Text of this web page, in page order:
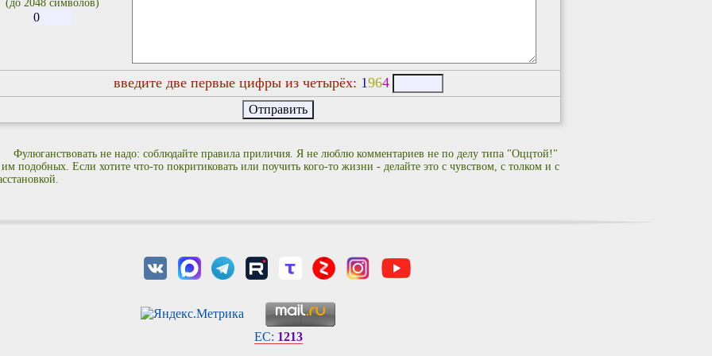
(до 2048 символов)
введите две первые цифры из четырёх: 1964
Фулюганствовать не надо: соблюдайте правила приличия. Я не люблю комментариев не по делу типа "Оццтой!"
подобных. Если хотите что-то покритиковать или поучить кого-то жизни - делайте это с чувством, с толком и с
EC: 1213